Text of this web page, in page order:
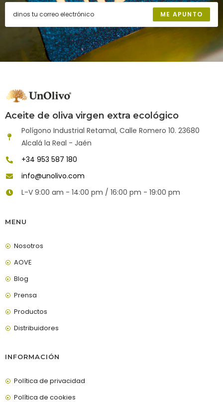
ME APUNTO
Aceite de oliva virgen extra ecológico
Polígono Industrial Retamal, Calle Romero 10. 23680
Alcalá la Real - Jaén
+34 953 587 180
info@unolivo.com
L-V 9:00 am - 14:00 pm / 16:00 pm - 19:00 pm
MENU
Nosotros
AOVE
Blog
Prensa
Productos
Distribuidores
INFORMACIÓN
Política de privacidad
Política de cookies